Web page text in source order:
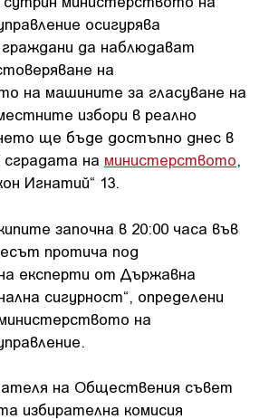
осигурява
да наблюдават
на
на машините за гласуване на
избори в реално
ще бъде достъпно днес в
сградата на министерството,
Игнатий“ 13.
започна в 20:00 часа във
протича под
експерти от Държавна
сигурност“, определени
на
на Обществения съвет
избирателна комисия